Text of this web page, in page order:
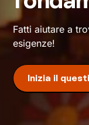
Questo ti
qualità che
di individuare
nuove.
Fatti aiutare a
esigenze!
Inizia il